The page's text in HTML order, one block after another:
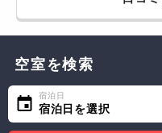
空室を検索
宿泊日
宿泊日を選択